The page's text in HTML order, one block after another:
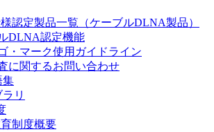
様認定製品一覧（ケーブルDLNA製品）
DLNA認定機能
・マーク使用ガイドライン
に関するお問い合わせ
集
リ
育制度概要